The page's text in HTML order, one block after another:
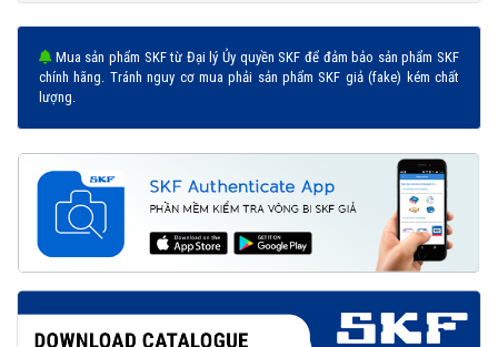
Mua sản phẩm SKF từ Đại lý Ủy quyền SKF để đảm bảo sản phẩm SKF
chính hãng. Tránh nguy cơ mua phải sản phẩm SKF giả (fake) kém chất
lượng.